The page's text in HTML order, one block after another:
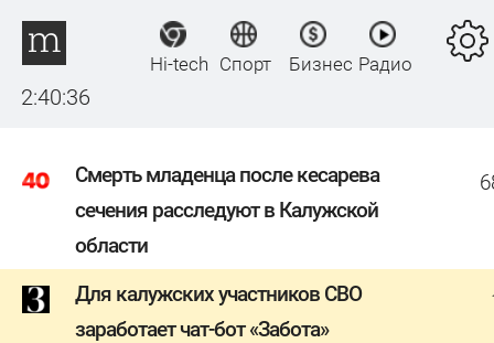
2:40:37
Hi-tech Спорт Бизнес Радио
Смерть младенца после кесарева
сечения расследуют в Калужской
области
Для калужских участников СВО
заработает чат-бот «Забота»